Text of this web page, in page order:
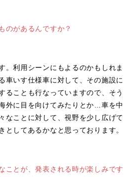
のがあるんですか？
。利用シーンにもよるのかもしれま
車いす仕様車に対して、その施設に
ることも行なっていますので、そう
外に目を向けてみたりとか…車を中
なことに対して、視野を少し広げて
としてあるかなと思っております。
ことが、発表される時が楽しみです